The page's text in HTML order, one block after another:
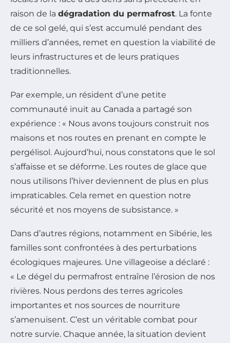
raison de la dégradation du permafrost. La fonte
de ce sol gelé, qui s’est accumulé pendant des
milliers d’années, remet en question la viabilité de
leurs infrastructures et de leurs pratiques
traditionnelles.
Par exemple, un résident d’une petite
communauté inuit au Canada a partagé son
expérience : « Nous avons toujours construit nos
maisons et nos routes en prenant en compte le
pergélisol. Aujourd’hui, nous constatons que le sol
s’affaisse et se déforme. Les routes de glace que
nous utilisons l’hiver deviennent de plus en plus
impraticables. Cela remet en question notre
sécurité et nos moyens de subsistance. »
Dans d’autres régions, notamment en Sibérie, les
familles sont confrontées à des perturbations
écologiques majeures. Une villageoise a déclaré :
« Le dégel du permafrost entraîne l’érosion de nos
rivières. Nous perdons des terres agricoles
importantes et nos sources de nourriture
s’amenuisent. C’est un véritable combat pour
notre survie. Chaque année, la situation devient